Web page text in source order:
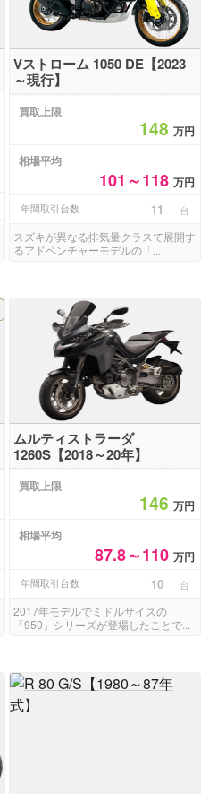
Vストローム 1050 DE【2023
～現行】
買取上限
148 万円
相場平均
101～118 万円
年間取引台数 11 台
スズキが異なる排気量クラスで展開す
るアドベンチャーモデルの「...
ムルティストラーダ
1260S【2018～20年】
買取上限
146 万円
相場平均
87.8～110 万円
年間取引台数 10 台
2017年モデルでミドルサイズの
「950」シリーズが登場したことで...